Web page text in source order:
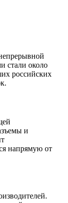
стали около
российских
и
напрямую от